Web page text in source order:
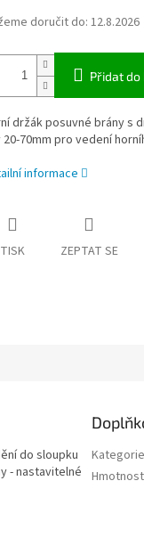
doručit do:12.8.2026
Přidat do
držák posuvné brány s
20-70mm pro vedení
informace
TISK ZEPTAT SE
do sloupku
- nastavitelné
Kategorie
Hmotnost